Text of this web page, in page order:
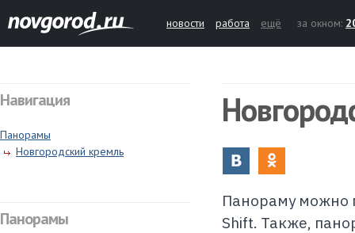
новости работа ещё за окном:
Навигация
Панорамы
Новгородский кремль
Панорамы
Панораму
Shift. Также,